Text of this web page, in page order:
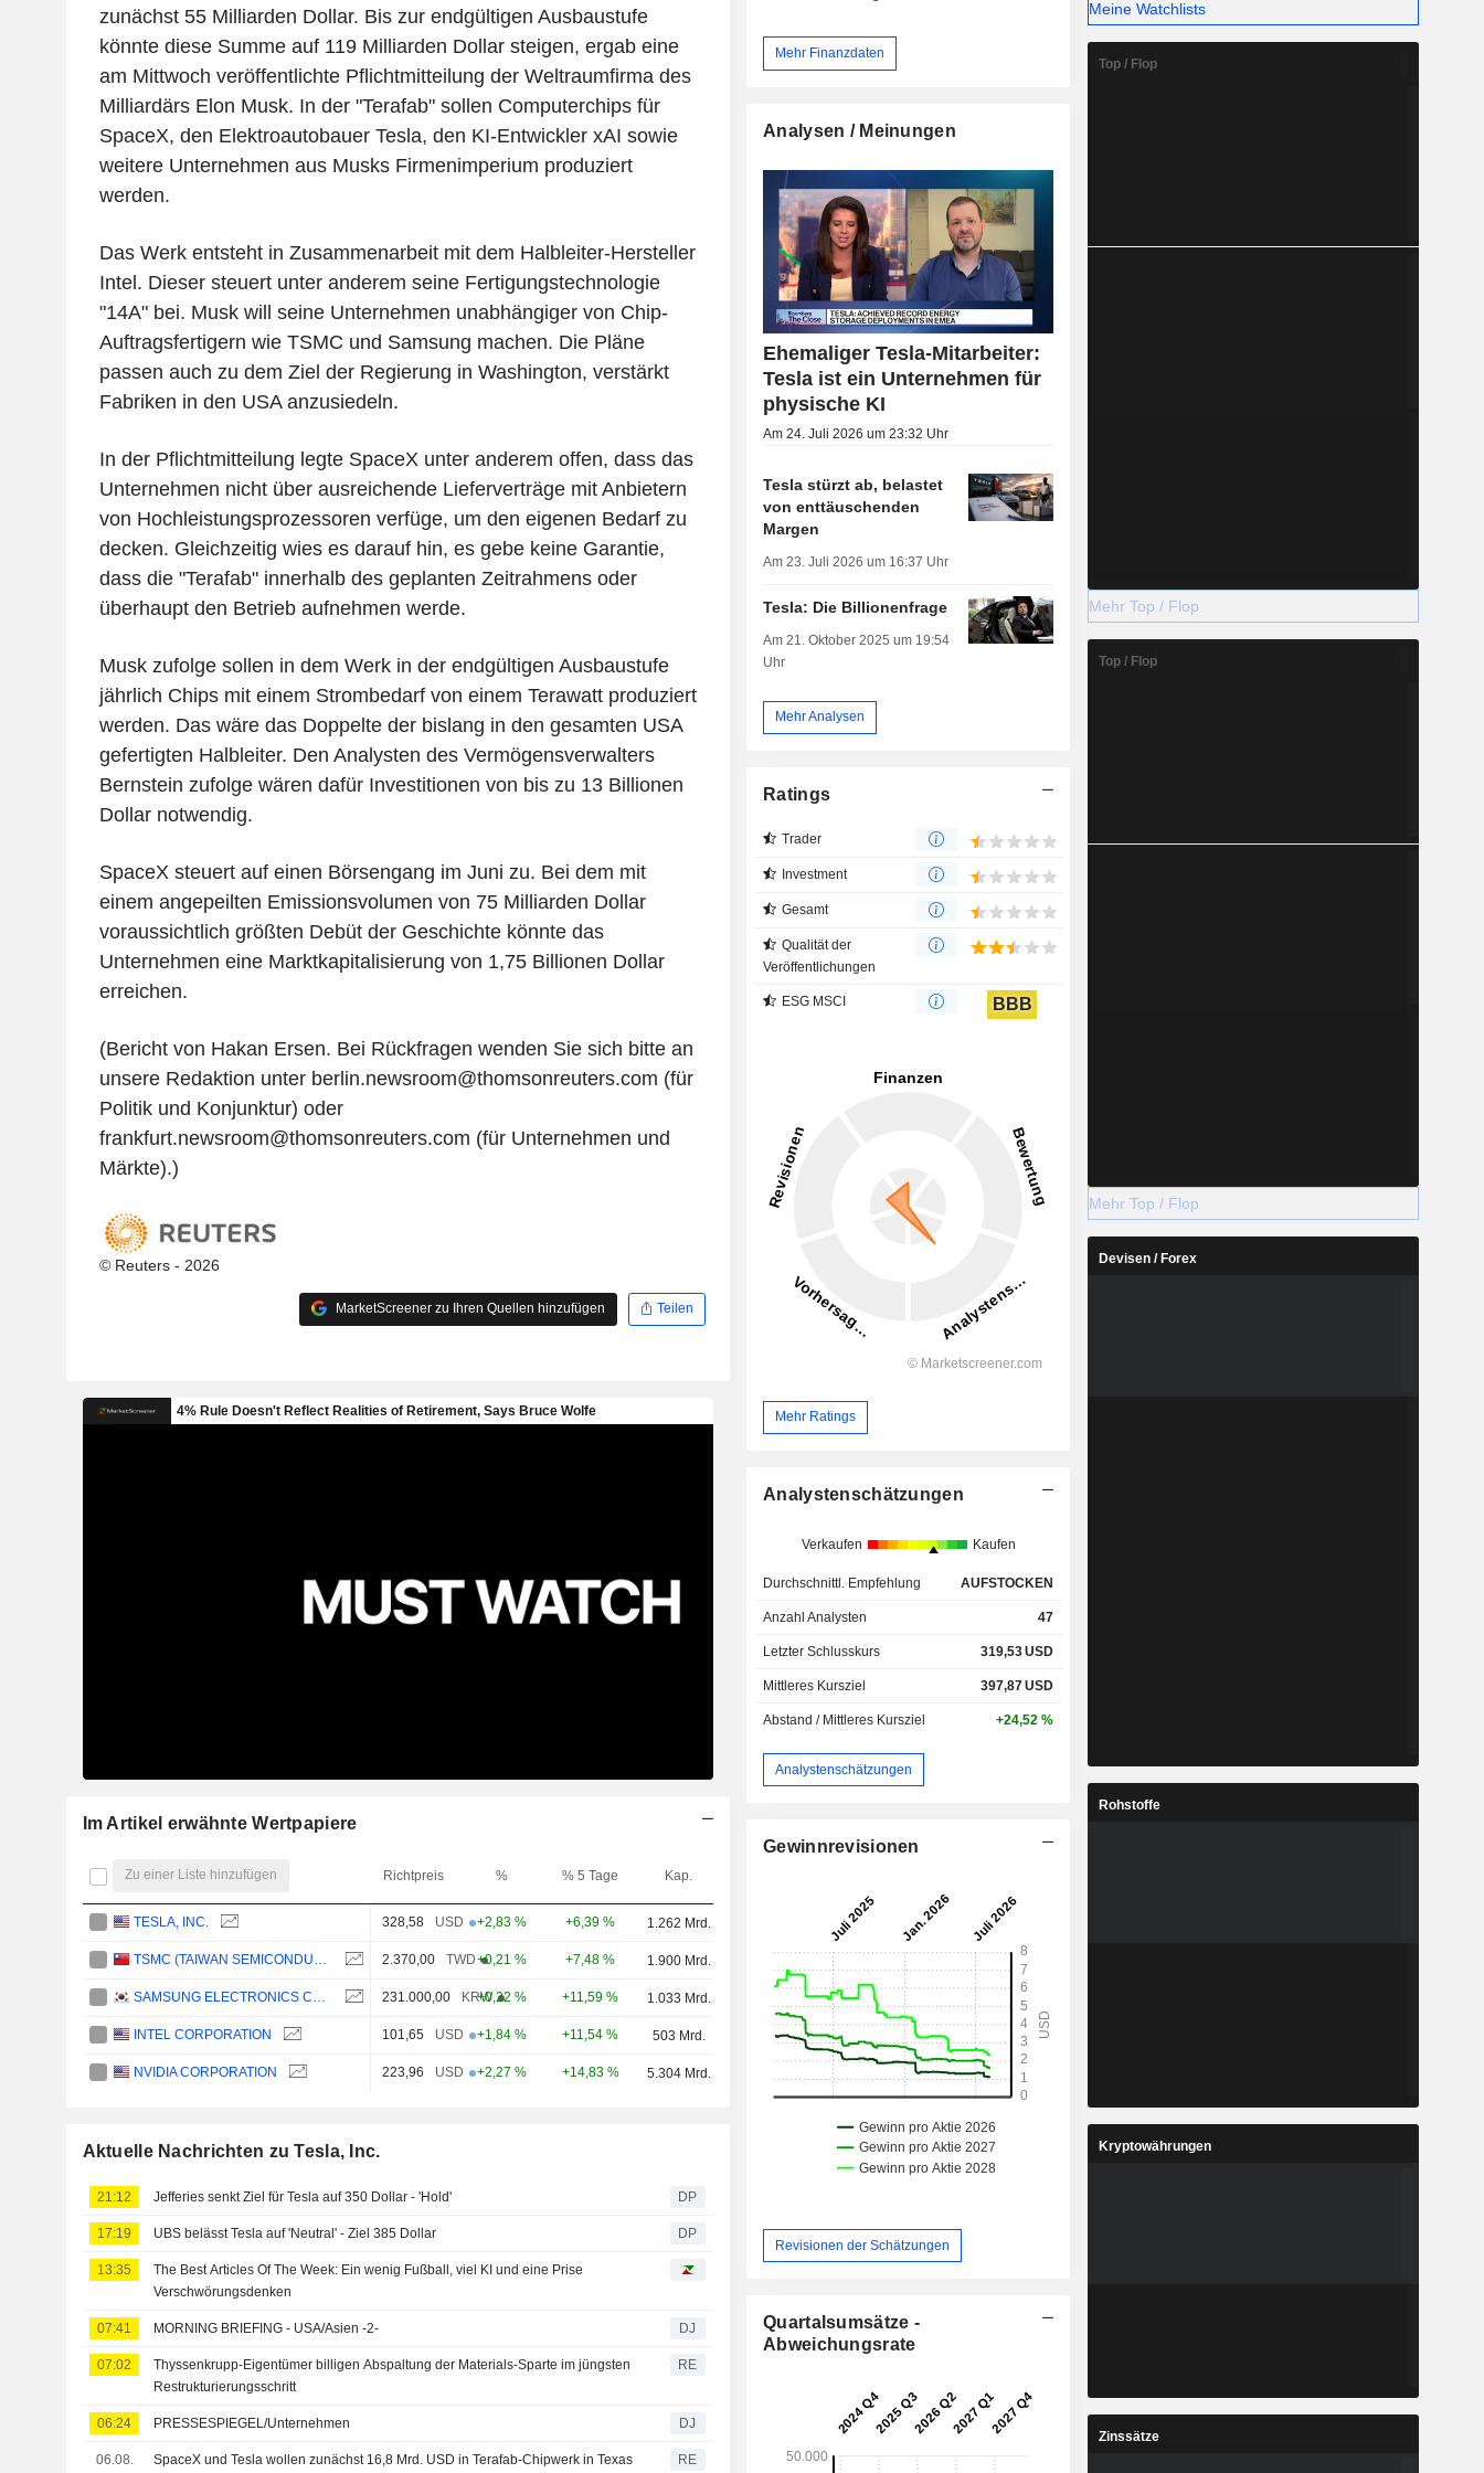
zunächst 55 Milliarden Dollar. Bis zur endgültigen Ausbaustufe
könnte diese Summe auf 119 Milliarden Dollar steigen, ergab eine
am Mittwoch veröffentlichte Pflichtmitteilung der Weltraumfirma des
Milliardärs Elon Musk. In der "Terafab" sollen Computerchips für
SpaceX, den Elektroautobauer Tesla, den KI-Entwickler xAI sowie
weitere Unternehmen aus Musks Firmenimperium produziert
werden.
Das Werk entsteht in Zusammenarbeit mit dem Halbleiter-Hersteller
Intel. Dieser steuert unter anderem seine Fertigungstechnologie
"14A" bei. Musk will seine Unternehmen unabhängiger von Chip-
Auftragsfertigern wie TSMC und Samsung machen. Die Pläne
passen auch zu dem Ziel der Regierung in Washington, verstärkt
Fabriken in den USA anzusiedeln.
In der Pflichtmitteilung legte SpaceX unter anderem offen, dass das
Unternehmen nicht über ausreichende Lieferverträge mit Anbietern
von Hochleistungsprozessoren verfüge, um den eigenen Bedarf zu
decken. Gleichzeitig wies es darauf hin, es gebe keine Garantie,
dass die "Terafab" innerhalb des geplanten Zeitrahmens oder
überhaupt den Betrieb aufnehmen werde.
Musk zufolge sollen in dem Werk in der endgültigen Ausbaustufe
jährlich Chips mit einem Strombedarf von einem Terawatt produziert
werden. Das wäre das Doppelte der bislang in den gesamten USA
gefertigten Halbleiter. Den Analysten des Vermögensverwalters
Bernstein zufolge wären dafür Investitionen von bis zu 13 Billionen
Dollar notwendig.
SpaceX steuert auf einen Börsengang im Juni zu. Bei dem mit
einem angepeilten Emissionsvolumen von 75 Milliarden Dollar
voraussichtlich größten Debüt der Geschichte könnte das
Unternehmen eine Marktkapitalisierung von 1,75 Billionen Dollar
erreichen.
(Bericht von Hakan Ersen. Bei Rückfragen wenden Sie sich bitte an
unsere Redaktion unter berlin.newsroom@thomsonreuters.com (für
Politik und Konjunktur) oder
frankfurt.newsroom@thomsonreuters.com (für Unternehmen und
Märkte).)
© Reuters - 2026
MarketScreener zu Ihren Quellen hinzufügen Teilen
Im Artikel erwähnte Wertpapiere
Zu einer Liste hinzufügen Richtpreis % % 5 Tage Kap.
TESLA, INC. 328,58 USD +2,83 % +6,39 % 1.262 Mrd.
2.370,00 TWD+0,21 % +7,48 % 1.900 Mrd.
231.000,00 KRW+0,22 % +11,59 % 1.033 Mrd.
INTEL CORPORATION 101,65 USD +1,84 % +11,54 % 503 Mrd.
NVIDIA CORPORATION 223,96 USD +2,27 % +14,83 % 5.304 Mrd.
Aktuelle Nachrichten zu Tesla, Inc.
21:12 Jefferies senkt Ziel für Tesla auf 350 Dollar - 'Hold' DP
17:19 UBS belässt Tesla auf 'Neutral' - Ziel 385 Dollar DP
13:35
The Best Articles Of The Week: Ein wenig Fußball, viel KI und eine Prise
Verschwörungsdenken
07:41 MORNING BRIEFING - USA/Asien -2- DJ
07:02
Thyssenkrupp-Eigentümer billigen Abspaltung der Materials-Sparte im jüngsten
Restrukturierungsschritt
RE
06:24 PRESSESPIEGEL/Unternehmen DJ
06.08. SpaceX und Tesla wollen zunächst 16,8 Mrd. USD in Terafab-Chipwerk in Texas RE
Mehr Finanzdaten
Analysen / Meinungen
Ehemaliger Tesla-Mitarbeiter:
Tesla ist ein Unternehmen für
physische KI
Am 24. Juli 2026 um 23:32 Uhr
Tesla stürzt ab, belastet
von enttäuschenden
Margen
Am 23. Juli 2026 um 16:37 Uhr
Tesla: Die Billionenfrage
Am 21. Oktober 2025 um 19:54
Uhr
Mehr Analysen
Ratings
Trader
Investment
Gesamt
Qualität der
Veröffentlichungen
ESG MSCI BBB
Mehr Ratings
Analystenschätzungen
Verkaufen Kaufen
Durchschnittl. Empfehlung AUFSTOCKEN
Anzahl Analysten 47
Letzter Schlusskurs 319,53USD
Mittleres Kursziel 397,87USD
Abstand / Mittleres Kursziel +24,52 %
Analystenschätzungen
Gewinnrevisionen
Revisionen der Schätzungen
Quartalsumsätze -
Abweichungsrate
Meine Watchlists
Top / Flop
Mehr Top / Flop
Top / Flop
Mehr Top / Flop
Devisen / Forex
Rohstoffe
Kryptowährungen
Zinssätze